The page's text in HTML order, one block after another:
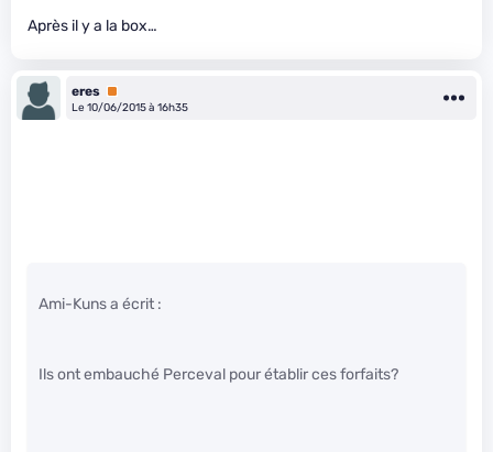
Après il y a la box…
eres Premium
Le 10/06/2015 à 16h35
Ami-Kuns a écrit :
Ils ont embauché Perceval pour établir ces forfaits?